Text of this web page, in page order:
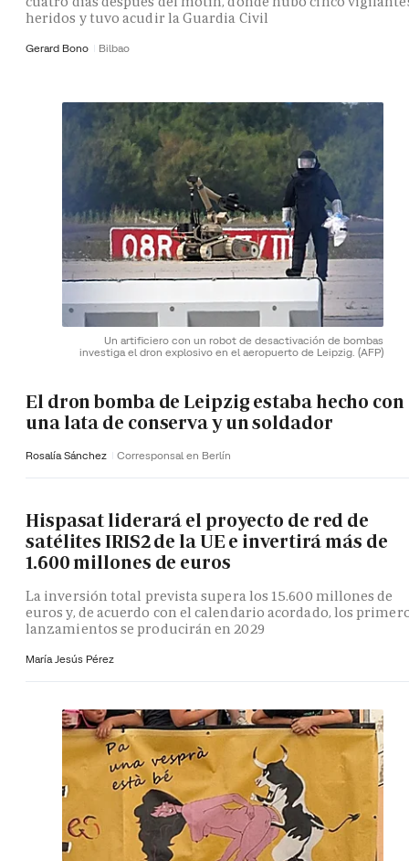
heridos y tuvo acudir la Guardia Civil
Gerard Bono Bilbao
Un artificiero con un robot de desactivación de bombas
investiga el dron explosivo en el aeropuerto de Leipzig. (AFP)
El dron bomba de Leipzig estaba hecho con
una lata de conserva y un soldador
Rosalía Sánchez Corresponsal en Berlín
Hispasat liderará el proyecto de red de
satélites IRIS2 de la UE e invertirá más de
1.600 millones de euros
La inversión total prevista supera los 15.600 millones de
euros y, de acuerdo con el calendario acordado, los
lanzamientos se producirán en 2029
María Jesús Pérez